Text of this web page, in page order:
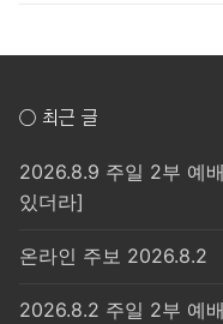
○ 최근 글
2026.8.9 주일 2부 예
있더라]
온라인 주보 2026.8.2
2026.8.2 주일 2부 예